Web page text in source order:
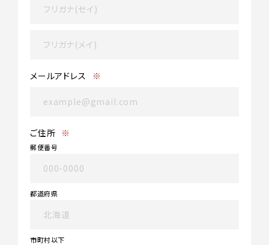
メールアドレス ※
ご住所 ※
郵便番号
都道府県
市町村以下